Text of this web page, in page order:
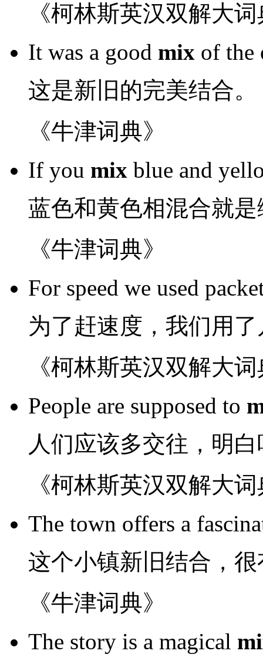
《柯林斯英汉双解大
It was a good mix of the
这是新旧 的完美结合。
《牛津词典》
If you mix blue and
蓝色和黄色相混合就是
《牛津词典》
For speed we used
为了赶速度 ， 我们用
《柯林斯英汉双解大
People are supposed to
人们应该多交往 ， 明白
《柯林斯英汉双解大
The town offers a
这个小镇新旧结合，很
《牛津词典》
The story is a magical